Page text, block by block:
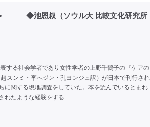
＞ ◆池恩叔（ソウル大 比較文化研究所
る社会学者であり女性学者の上野千鶴子の『ケアの
スンミ・李へジン・孔ヨンジュ訳）が日本で刊行され
に関する現地調査をしていた。本を読んでいるとまれ
れたような経験をする…